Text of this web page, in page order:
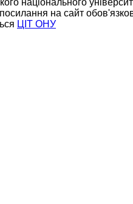
національного
на сайт
ЦІТ ОНУ